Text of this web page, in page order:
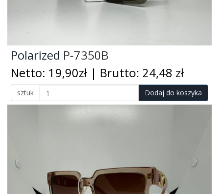
Polarized P-7350B
Netto: 19,90zł | Brutto: 24,48 zł
sztuk Dodaj do koszyka